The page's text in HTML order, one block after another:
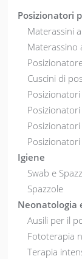
Posizionatori
Materassini
Materassino
Cuscini di
Posizionatori
Igiene
Swab e
Spazzole
Neonatologia
Ausili per il
Fototerapia
Terapia